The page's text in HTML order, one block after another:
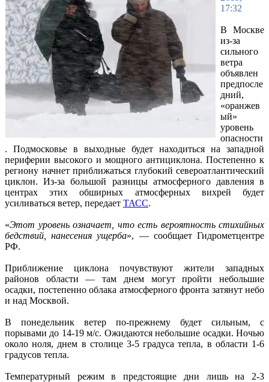
17:32
В Москве
из-за
сильного
ветра
объявлен
предпосле
дний,
«оранжев
ый»
уровень
опасности
. Подмосковье в выходные будет находиться на западной
периферии высокого и мощного антициклона. Постепенно к
региону начнет приближаться глубокий североатлантический
циклон. Из-за большой разницы атмосферного давления в
центрах этих обширных атмосферных вихрей будет
усиливаться ветер, передает ТАСС.
«Этот уровень означает, что есть вероятность стихийных
бедствий, нанесения ущерба», — сообщает Гидрометцентре
РФ.
Приближение циклона почувствуют жители западных
районов области — там днем могут пройти небольшие
осадки, постепенно облака атмосферного фронта затянут небо
и над Москвой.
В понедельник ветер по-прежнему будет сильным, с
порывами до 14-19 м/с. Ожидаются небольшие осадки. Ночью
около ноля, днем в столице 3-5 градуса тепла, в области 1-6
градусов тепла.
Температурный режим в предстоящие дни лишь на 2-3